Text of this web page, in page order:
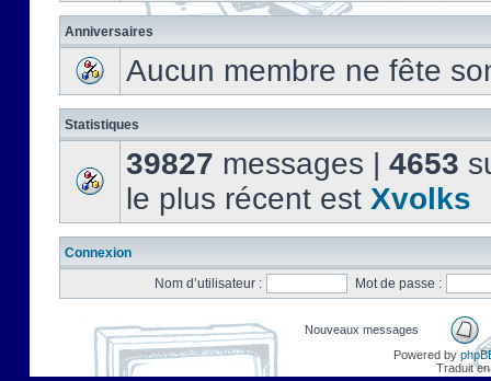
Anniversaires
Aucun membre ne fête
Statistiques
39827 messages | 4653
le plus récent est Xvolks
Connexion
Nom d’utilisateur :
Mot de passe :
Nouveaux messages
Powered by
Traduit